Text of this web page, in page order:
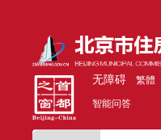
无障碍 繁體
智能问答